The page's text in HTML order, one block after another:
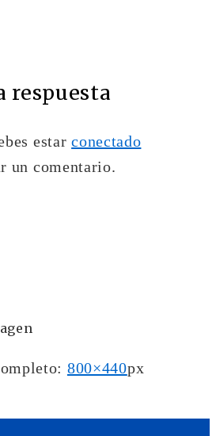
respuesta
estarconectado
un comentario.
800×440px